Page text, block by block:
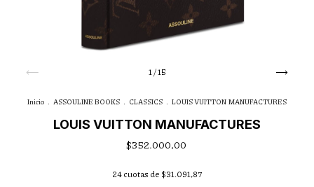
1/15
Inicio . ASSOULINE BOOKS . CLASSICS . LOUIS VUITTON MANUFACTURES
LOUIS VUITTON MANUFACTURES
$352.000,00
24 cuotas de $31.091,87